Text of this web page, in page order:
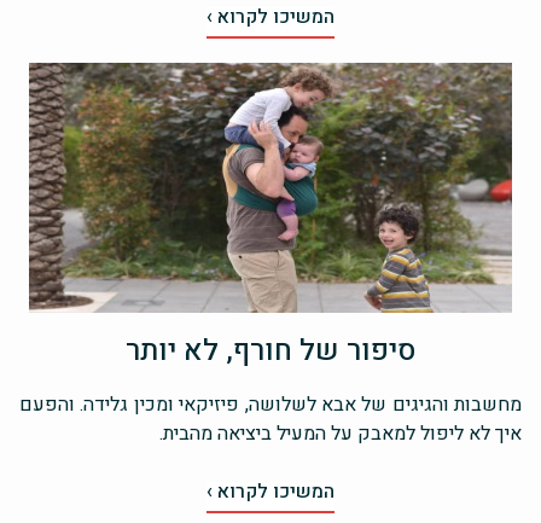
המשיכו לקרוא ›
סיפור של חורף, לא יותר
מחשבות והגיגים של אבא לשלושה, פיזיקאי ומכין גלידה. והפעם
איך לא ליפול למאבק על המעיל ביציאה מהבית.
המשיכו לקרוא ›